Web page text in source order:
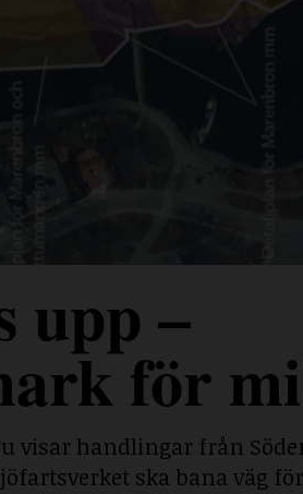
upp –
för
visar handlingar från
ska bana väg